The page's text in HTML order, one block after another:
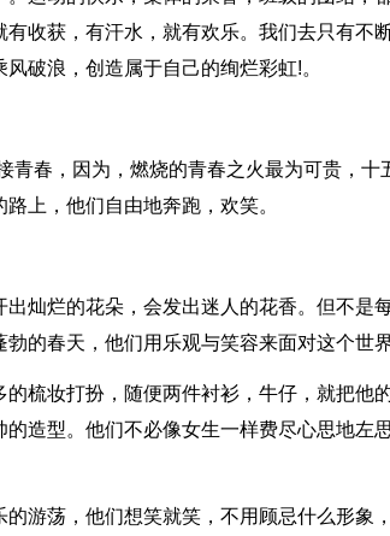
收获，有汗水，就有欢乐。我们去只有不
破浪，创造属于自己的绚烂彩虹!。
青春，因为，燃烧的青春之火最为可贵，十
上，他们自由地奔跑，欢笑。
灿烂的花朵，会发出迷人的花香。但不是
的春天，他们用乐观与笑容来面对这个世界
梳妆打扮，随便两件衬衫，牛仔，就把他
造型。他们不必像女生一样费尽心思地左
游荡，他们想笑就笑，不用顾忌什么形象